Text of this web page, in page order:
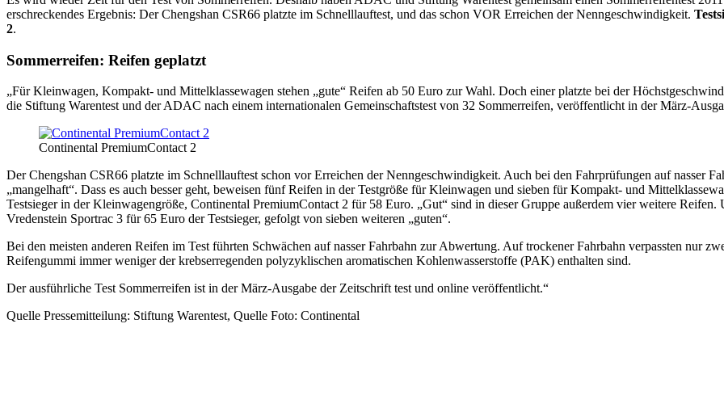
erschreckendes Ergebnis: Der Chengshan CSR66 platzte im Schnelllauftest, und das schon VOR Erreichen der Nenngeschwindigkeit.
2.
Sommerreifen: Reifen geplatzt
„Für Kleinwagen, Kompakt- und Mittelklassewagen stehen „gute“ Reifen ab 50 Euro zur Wahl. Doch einer platzte bei der
die Stiftung Warentest und der ADAC nach einem internationalen Gemeinschaftstest von 32 Sommerreifen, veröffentlicht in der März-
Continental PremiumContact 2
Der Chengshan CSR66 platzte im Schnelllauftest schon vor Erreichen der Nenngeschwindigkeit. Auch bei den Fahrprüfungen auf nasser
„mangelhaft“. Dass es auch besser geht, beweisen fünf Reifen in der Testgröße für Kleinwagen und sieben für Kompakt- und
Testsieger in der Kleinwagengröße, Continental PremiumContact 2 für 58 Euro. „Gut“ sind in dieser Gruppe außerdem vier weitere
Vredenstein Sportrac 3 für 65 Euro der Testsieger, gefolgt von sieben weiteren „guten“.
Bei den meisten anderen Reifen im Test führten Schwächen auf nasser Fahrbahn zur Abwertung. Auf trockener Fahrbahn verpassten nur
Reifengummi immer weniger der krebserregenden polyzyklischen aromatischen Kohlenwasserstoffe (PAK) enthalten sind.
Der ausführliche Test Sommerreifen ist in der März-Ausgabe der Zeitschrift test und online veröffentlicht.“
Quelle Pressemitteilung: Stiftung Warentest, Quelle Foto: Continental